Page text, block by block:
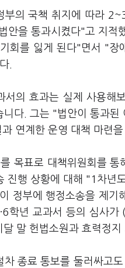
부의 국책 취지에 따라
안을 통과시켰다"고 지
회를 잃게 된다"면서 "
.
의 효과는 실제 사용해
다. 그는 "법안이 통과된
연계한 운영 대책 마련을
목표로 대책위원회를
진행 상황에 대해 "1차년
정부에 행정소송을 제
학년 교과서 등의 심사
말 헌법소원과 효력정
종료 통보를 둘러싸고